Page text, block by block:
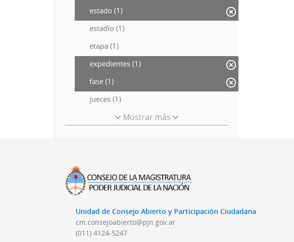
estado (1)
estadío (1)
etapa (1)
expedientes (1)
fase (1)
jueces (1)
Mostrar más
Unidad de Consejo Abierto y Participación Ciudadana
cm.consejoabierto@pjn.gov.ar
(011) 4124-5247